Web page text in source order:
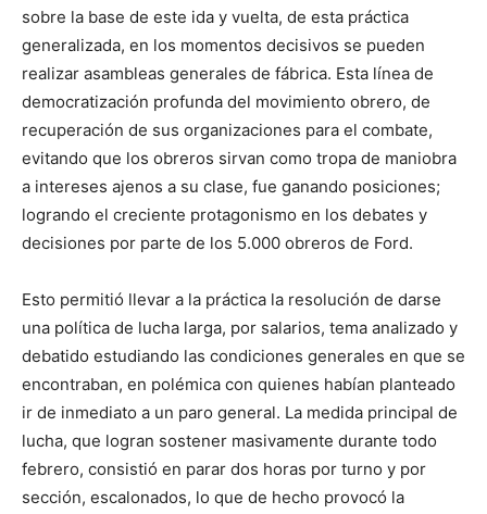
sobre la base de este ida y vuelta, de esta práctica
generalizada, en los momentos decisivos se pueden
realizar asambleas generales de fábrica. Esta línea de
democratización profunda del movimiento obrero, de
recuperación de sus organizaciones para el combate,
evitando que los obreros sirvan como tropa de maniobra
a intereses ajenos a su clase, fue ganando posiciones;
logrando el creciente protagonismo en los debates y
decisiones por parte de los 5.000 obreros de Ford.
Esto permitió llevar a la práctica la resolución de darse
una política de lucha larga, por salarios, tema analizado y
debatido estudiando las condiciones generales en que se
encontraban, en polémica con quienes habían planteado
ir de inmediato a un paro general. La medida principal de
lucha, que logran sostener masivamente durante todo
febrero, consistió en parar dos horas por turno y por
sección, escalonados, lo que de hecho provocó la